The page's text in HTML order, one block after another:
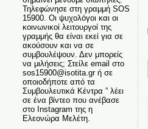
Τηλεφώνησε στη γραμμή SOS
15900. Οι ψυχολόγοι και οι
κοινωνικοί λειτουργοί της
γραμμής θα είναι εκεί για σε
ακούσουν και να σε
συμβουλέψουν. Δεν μπορείς
να μιλήσεις; Στείλε email στο
sos15900@isotita.gr ή σε
οποιοδήποτε από τα
Συμβουλευτικά Κέντρα ” λέει
σε ένα βίντεο που ανέβασε
στο Instagram της η
Ελεονώρα Μελέτη.